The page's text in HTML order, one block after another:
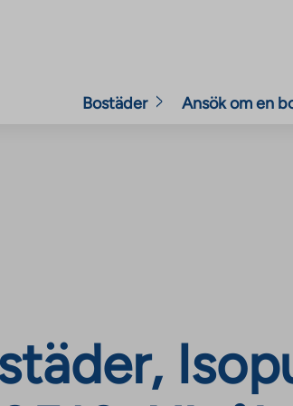
Bostäder Ansök om en